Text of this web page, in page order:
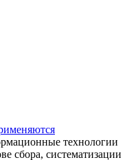
технологии
сбора, систематизации